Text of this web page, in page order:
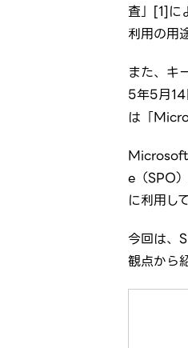
査」[1]に
利用の用
また、キ
5年5月
は「
Microsoft
e（SPO
に利用し
今回は、
観点から